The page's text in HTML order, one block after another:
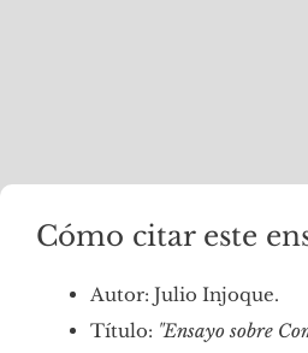
Cómo citar este
Autor: Julio Injoque.
Título: "Ensayo sobre